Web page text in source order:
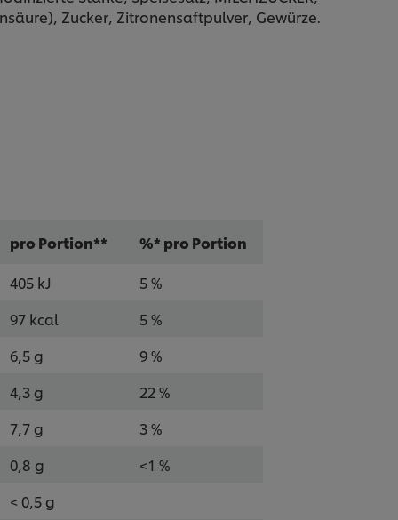
Zucker, Zitronensaftpulver, Gewürze.
pro Portion**
%* pro Portion
405 kJ
5 %
97 kcal
5 %
6,5 g
9 %
4,3 g
22 %
7,7 g
3 %
0,8 g
<1 %
< 0,5 g